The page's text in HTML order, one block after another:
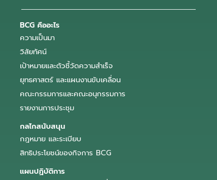
BCG คืออะไร
ความเป็นมา
วิสัยทัศน์
เป้าหมายและตัวชี้วัดความสำเร็จ
ยุทธศาสตร์ และแผนงานขับเคลื่อน
คณะกรรมการและคณะอนุกรรมการ
รายงานการประชุม
กลไกสนับสนุน
กฎหมาย และระเบียบ
สิทธิประโยชน์ของกิจการ BCG
แผนปฏิบัติการ